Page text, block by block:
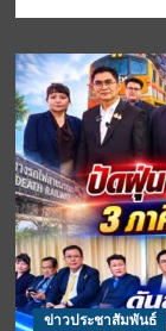
ข่าวประชาสัมพันธ์